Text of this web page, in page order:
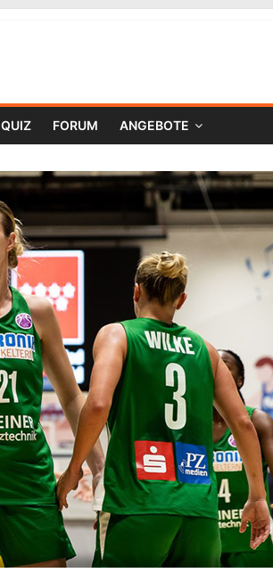
QUIZ FORUM ANGEBOTE